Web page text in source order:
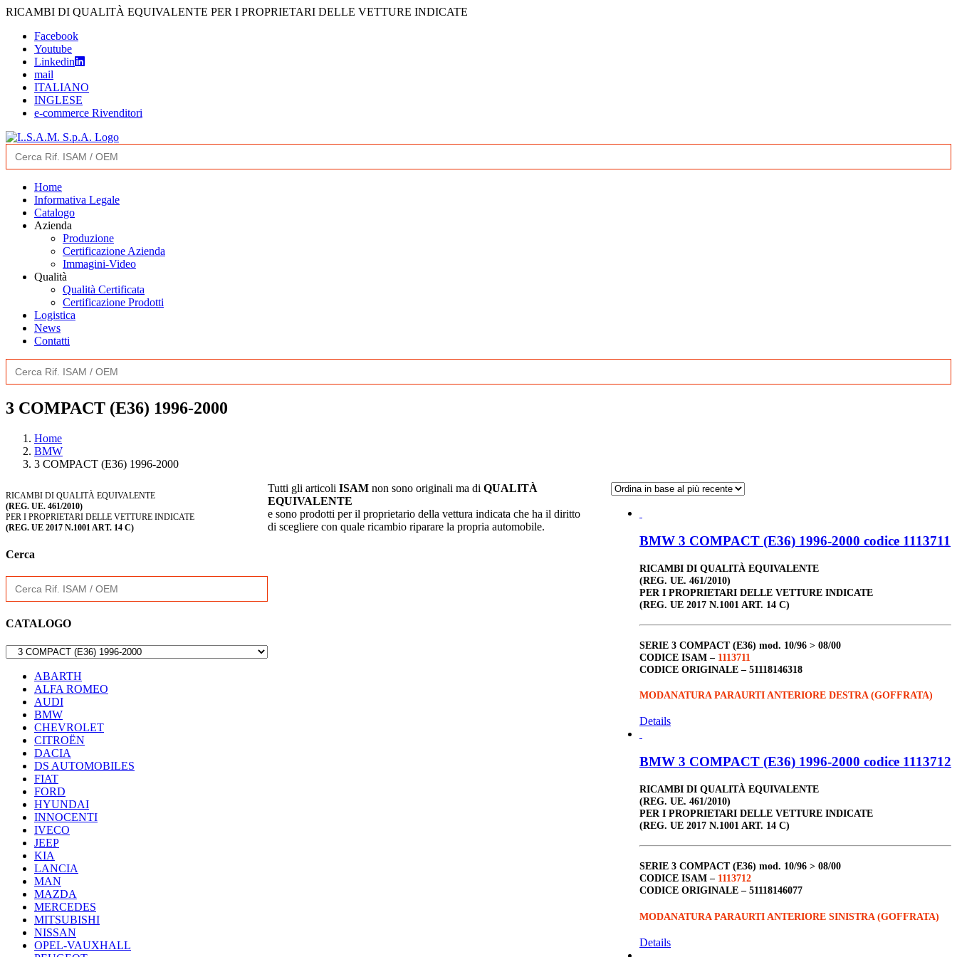
Skip
content
RICAMBI DI QUALITÀ EQUIVALENTE PER I PROPRIETARI DELLE VETTURE INDICATE
Facebook
Youtube
Linkedin
mail
ITALIANO
INGLESE
e-commerce Rivenditori
Search
for:
Home
Informativa Legale
Catalogo
Azienda
Produzione
Certificazione Azienda
Immagini-Video
Qualità
Qualità Certificata
Certificazione Prodotti
Logistica
News
Contatti
Search
for:
3 COMPACT (E36) 1996-2000
Home
BMW
3 COMPACT (E36) 1996-2000
BMW 3 COMPACT (E36) 1996-2000 codice 1113711
RICAMBI DI QUALITÀ EQUIVALENTE
(REG. UE. 461/2010)
PER I PROPRIETARI DELLE VETTURE INDICATE
(REG. UE 2017 N.1001 ART. 14 C)
SERIE 3 COMPACT (E36) mod. 10/96 > 08/00
CODICE ISAM – 1113711
CODICE ORIGINALE – 51118146318
MODANATURA PARAURTI ANTERIORE DESTRA (GOFFRATA)
Details
BMW 3 COMPACT (E36) 1996-2000 codice 1113712
RICAMBI DI QUALITÀ EQUIVALENTE
(REG. UE. 461/2010)
PER I PROPRIETARI DELLE VETTURE INDICATE
(REG. UE 2017 N.1001 ART. 14 C)
SERIE 3 COMPACT (E36) mod. 10/96 > 08/00
CODICE ISAM – 1113712
CODICE ORIGINALE – 51118146077
MODANATURA PARAURTI ANTERIORE SINISTRA (GOFFRATA)
Details
RICAMBI DI QUALITÀ EQUIVALENTE
(REG. UE. 461/2010)
PER I PROPRIETARI DELLE VETTURE INDICATE
(REG. UE 2017 N.1001 ART. 14 C)
Cerca
Search
for:
CATALOGO
ABARTH
ALFA ROMEO
AUDI
BMW
CHEVROLET
CITROËN
DACIA
DS AUTOMOBILES
FIAT
FORD
HYUNDAI
INNOCENTI
IVECO
JEEP
KIA
LANCIA
MAN
MAZDA
MERCEDES
MITSUBISHI
NISSAN
OPEL-VAUXHALL
Tutti gli articoli ISAM non sono originali ma di QUALITÀ
EQUIVALENTE
e sono prodotti per il proprietario della vettura indicata che ha il diritto
di scegliere con quale ricambio riparare la propria automobile.